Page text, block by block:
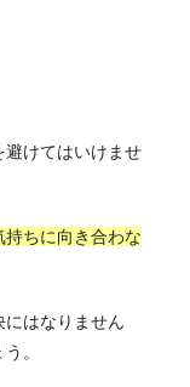
避けてはいけませ
ちに向き合わな
はなりません
。